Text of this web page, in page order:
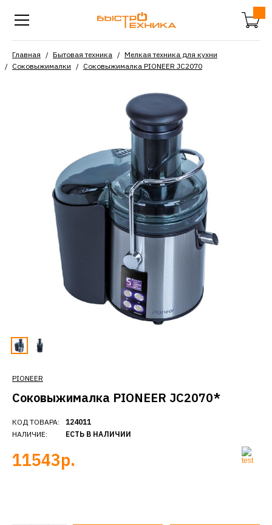
Главная Бытовая техника
Мелкая техника для кухни
Соковыжималки
Соковыжималка PIONEER JC2070
PIONEER
Соковыжималка PIONEER JC2070*
КОД ТОВАРА:
НАЛИЧИЕ:
124011
ЕСТЬ В НАЛИЧИИ
11543р.